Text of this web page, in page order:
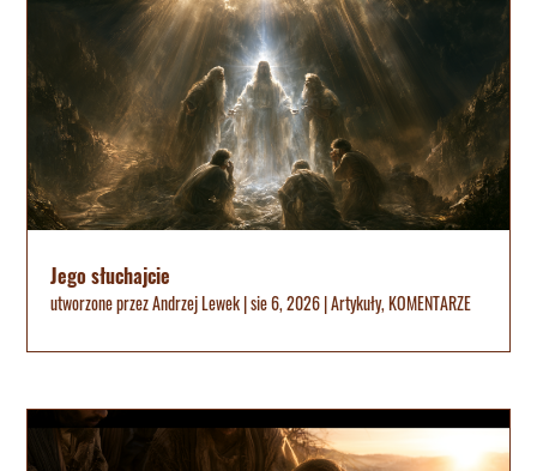
Jego słuchajcie
utworzone przezAndrzej Lewek|sie 6, 2026|Artykuły,KOMENTARZE